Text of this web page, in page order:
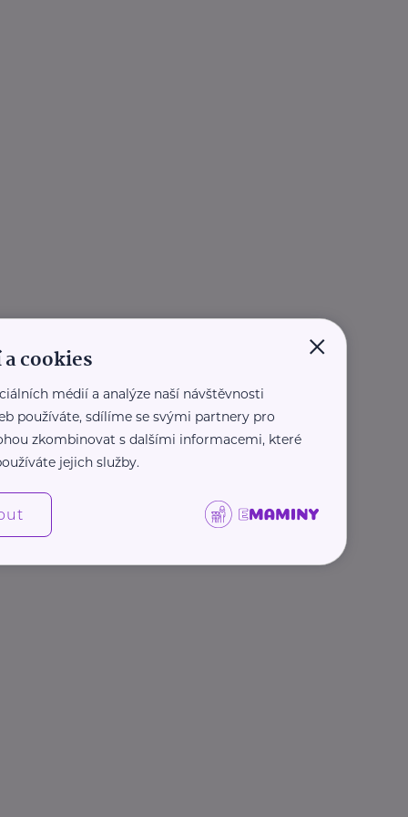
×
cookies
médií a analýze naší návštěvnosti
používáte, sdílíme se svými partnery pro
zkombinovat s dalšími informacemi, které
jejich služby.